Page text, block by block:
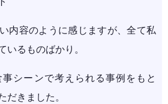
内容のように感じますが、全て私
いるものばかり。
シーンで考えられる事例をもと
だきました。